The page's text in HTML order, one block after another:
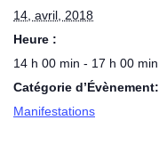
14, avril, 2018
Heure :
14 h 00 min - 17 h 00 min
Catégorie d’Évènement:
Manifestations